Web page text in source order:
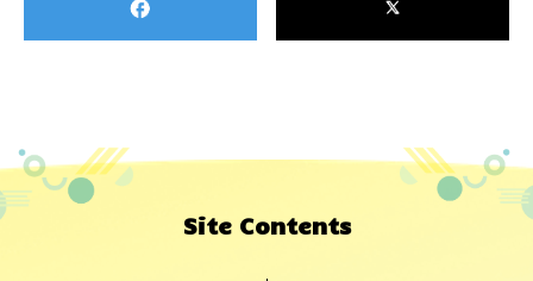
Site Contents